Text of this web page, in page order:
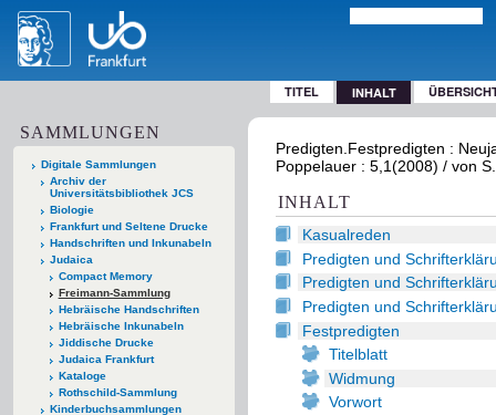
TITEL INHALT
SAMMLUNGEN
Digitale Sammlungen
Archiv der
Universitätsbibliothek JCS
Biologie
Frankfurt und Seltene Drucke
Handschriften und Inkunabeln
Judaica
Compact Memory
Freimann-Sammlung
Hebräische Handschriften
Hebräische Inkunabeln
Jiddische Drucke
Judaica Frankfurt
Kataloge
Rothschild-Sammlung
Kinderbuchsammlungen
Predigten.Festpredigten :
Poppelauer : 5,1(2008) / von
INHALT
Kasualreden
Predigten und
Predigten und
Predigten und
Festpredigten
Titelblatt
Widmung
Vorwort